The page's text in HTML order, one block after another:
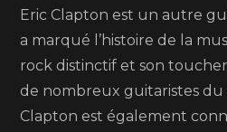
Eric Clapton est un autre
a marqué l’histoire de la
rock distinctif et son
de nombreux guitaristes du
Clapton est également